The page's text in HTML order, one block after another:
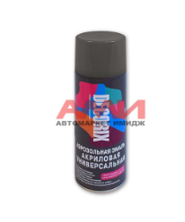
БЫСТРЫЙ ПРОСМОТР